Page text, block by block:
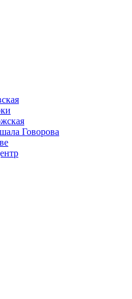
Говорова